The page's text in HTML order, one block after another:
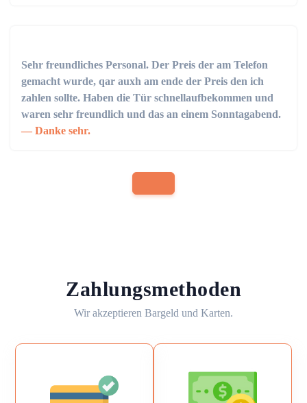
Sehr freundliches Personal. Der Preis der am Telefon
gemacht wurde, qar auxh am ende der Preis den ich
zahlen sollte. Haben die Tür schnellaufbekommen und
waren sehr freundlich und das an einem Sonntagabend.
Danke sehr.
Zahlungsmethoden
Wir akzeptieren Bargeld und Karten.